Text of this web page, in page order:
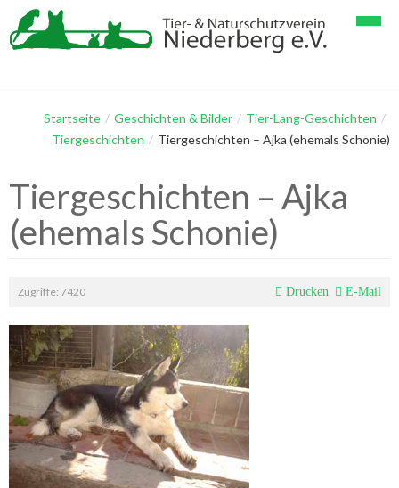
Verein
Verein im Detail
Mitglieder
Linksammlung
Tiervermittlung
Papageienhaltung
Papageien & Kleintiere
Geschichten & Bilder
Tier-Lang-Geschichten
Galerie Vögel, Papageien
Galerie Hunde
Galerie Katzen
Galerie Kleintiere
Gästebuch
Impressum
Datenschutzerklärung
Startseite / Geschichten & Bilder / Tier-Lang-Geschichten /
Tiergeschichten / Tiergeschichten – Ajka (ehemals Schonie)
Tiergeschichten – Ajka
(ehemals Schonie)
Zugriffe: 7420 Drucken E-Mail